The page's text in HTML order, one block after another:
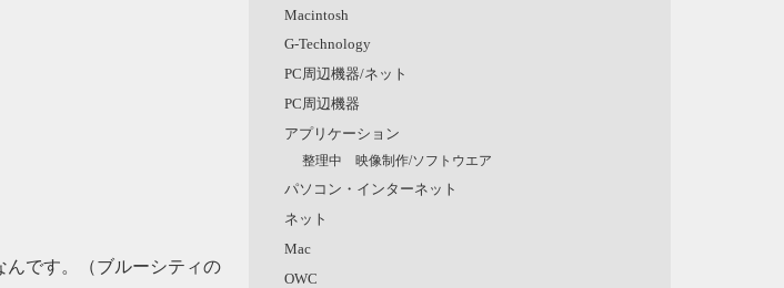
んです。（ブルーシティの
Macintosh
G-Technology
PC周辺機器/ネット
PC周辺機器
アプリケーション
整理中 映像制作/ソフトウエア
パソコン・インターネット
ネット
Mac
OWC